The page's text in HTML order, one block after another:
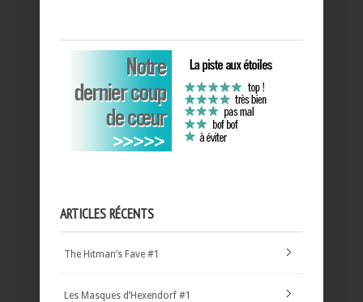
ARTICLES RÉCENTS
The Hitman’s Fave #1
Les Masques d’Hexendorf #1